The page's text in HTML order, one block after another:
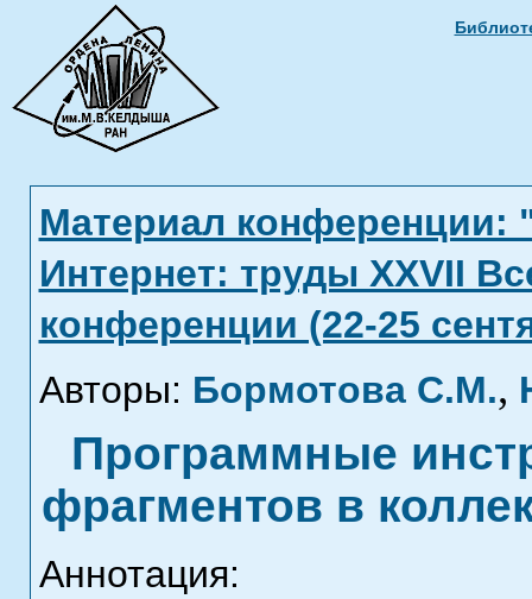
Материал конференции:
Интернет: труды XXVII
конференции (22-25
Авторы: Бормотова С.М.,
Программные
фрагментов в
Аннотация: